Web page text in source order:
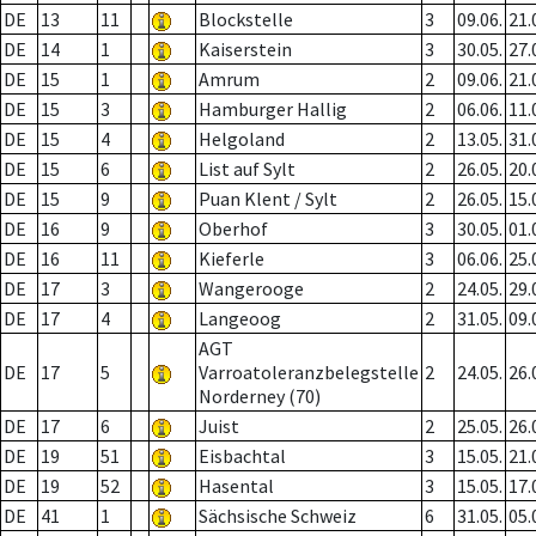
DE
13 11 Blockstelle 3 09.06.
DE
14 1 Kaiserstein 3 30.05.
DE
15 1 Amrum 2 09.06.
DE
15 3 Hamburger Hallig 2 06.06.
DE
15 4 Helgoland 2 13.05.
DE
15 6 List auf Sylt 2 26.05.
DE
15 9 Puan Klent / Sylt 2 26.05.
DE
16 9 Oberhof 3 30.05.
DE
16 11 Kieferle 3 06.06.
DE
17 3 Wangerooge 2 24.05.
DE
17 4 Langeoog 2 31.05.
DE 17 5
AGT
Varroatoleranzbelegstelle
Norderney (70)
2 24.05.
DE 17 6 Juist 2 25.05.
DE
19 51 Eisbachtal 3 15.05.
DE
19 52 Hasental 3 15.05.
DE
41 1 Sächsische Schweiz 6 31.05.